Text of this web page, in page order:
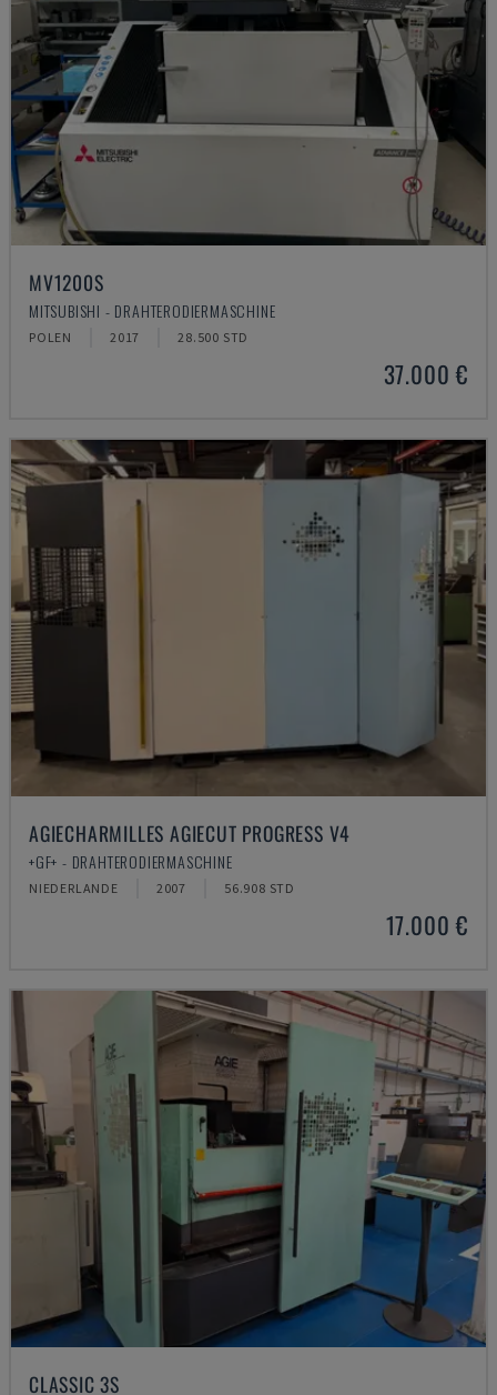
MV1200S
MITSUBISHI - DRAHTERODIERMASCHINE
POLEN 2017 28.500 STD
37.000 €
AGIECHARMILLES AGIECUT PROGRESS V4
+GF+ - DRAHTERODIERMASCHINE
NIEDERLANDE 2007 56.908 STD
17.000 €
CLASSIC 3S